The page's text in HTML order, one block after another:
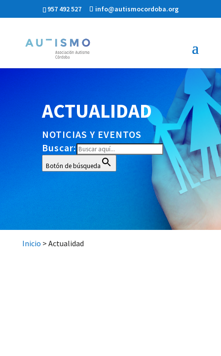
957 492 527 info@autismocordoba.org
ACTUALIDAD
NOTICIAS Y EVENTOS
Buscar:
Botón de búsqueda
Inicio > Actualidad